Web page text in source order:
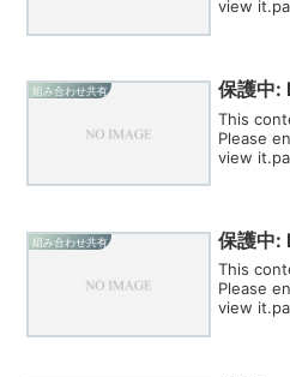
view
組み合わせ共有 保護中:
This
Please
view
組み合わせ共有 保護中:
This
Please
view